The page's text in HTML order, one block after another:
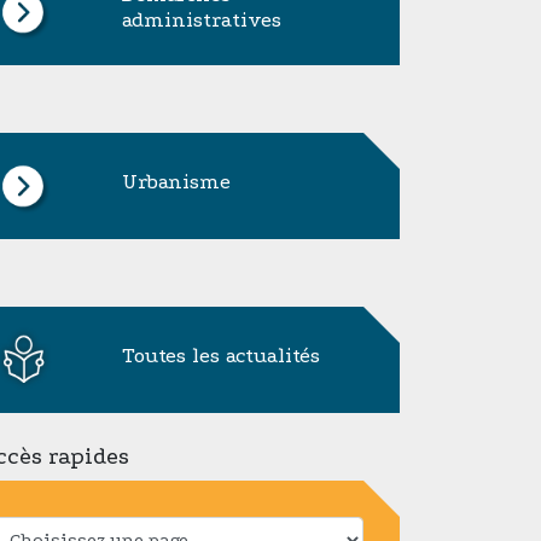
administratives
Urbanisme
Toutes les actualités
rapides